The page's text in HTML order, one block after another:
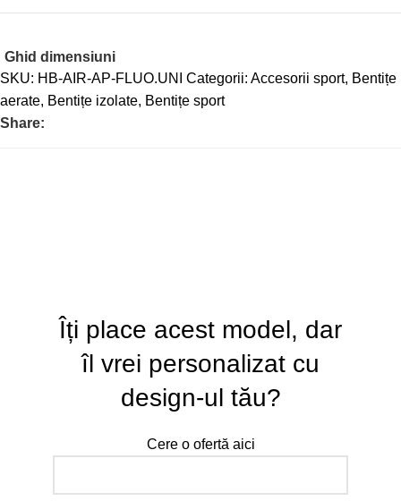
Ghid dimensiuni
SKU: HB-AIR-AP-FLUO.UNI Categorii: Accesorii sport, Bentițe
aerate, Bentițe izolate, Bentițe sport
Share:
Îți place acest model, dar
îl vrei personalizat cu
design-ul tău?
Cere o ofertă aici